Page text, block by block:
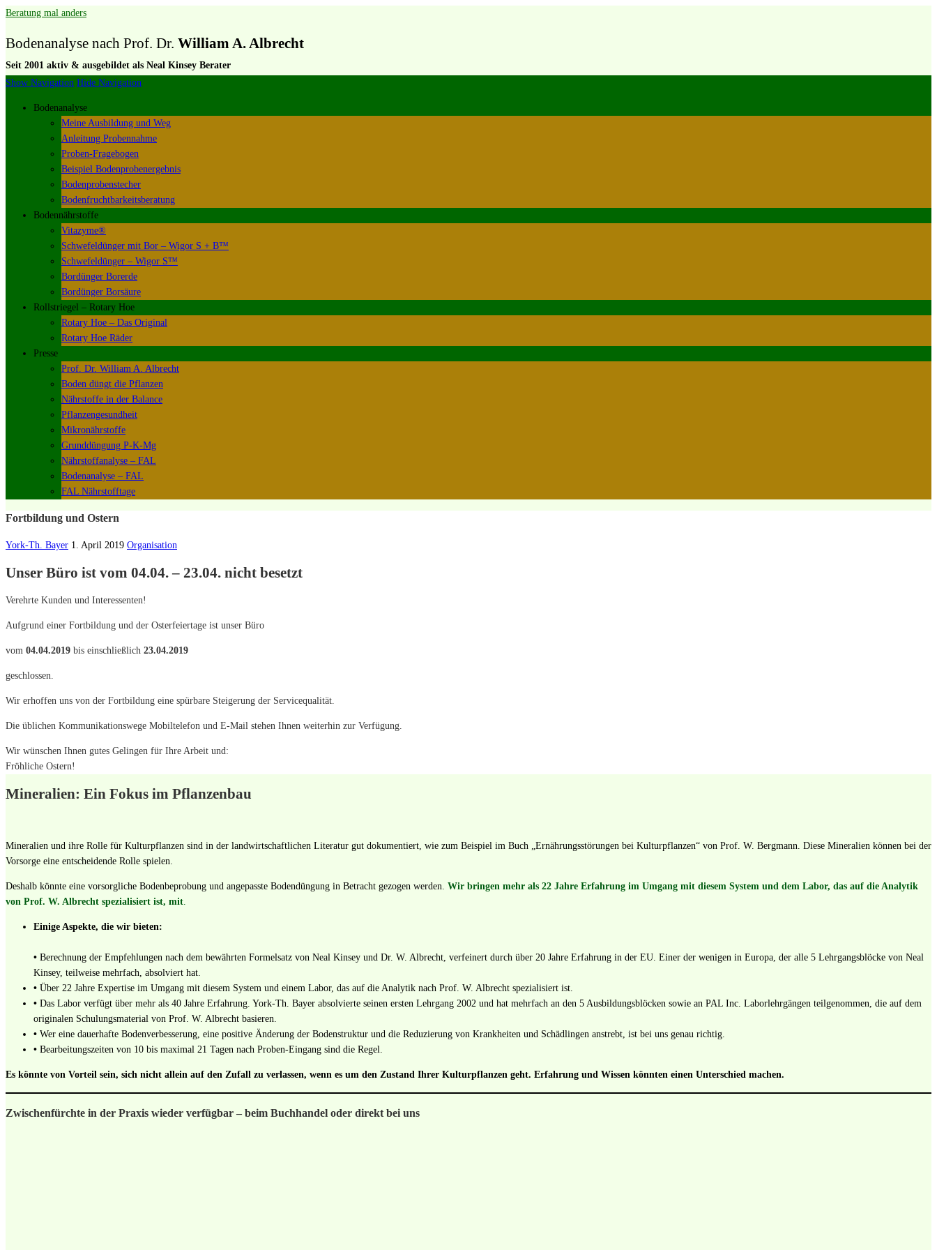
Beratung mal anders
Bodenanalyse nach Prof. Dr. William A. Albrecht
Seit 2001 aktiv & ausgebildet als Neal Kinsey Berater
Show Navigation Hide Navigation
Bodenanalyse
Meine Ausbildung und Weg
Anleitung Probennahme
Proben-Fragebogen
Beispiel Bodenprobenergebnis
Bodenprobenstecher
Bodenfruchtbarkeitsberatung
Bodennährstoffe
Vitazyme®
Schwefeldünger mit Bor – Wigor S + B™
Schwefeldünger – Wigor S™
Bordünger Borerde
Bordünger Borsäure
Rollstriegel – Rotary Hoe
Rotary Hoe – Das Original
Rotary Hoe Räder
Presse
Prof. Dr. William A. Albrecht
Boden düngt die Pflanzen
Nährstoffe in der Balance
Pflanzengesundheit
Mikronährstoffe
Grunddüngung P-K-Mg
Nährstoffanalyse – FAL
Bodenanalyse – FAL
FAL Nährstofftage
Fortbildung und Ostern
York-Th. Bayer 1. April 2019 Organisation
Unser Büro ist vom 04.04. – 23.04. nicht besetzt
Verehrte Kunden und Interessenten!
Aufgrund einer Fortbildung und der Osterfeiertage ist unser Büro
vom 04.04.2019 bis einschließlich 23.04.2019
geschlossen.
Wir erhoffen uns von der Fortbildung eine spürbare Steigerung der Servicequalität.
Die üblichen Kommunikationswege Mobiltelefon und E-Mail stehen Ihnen weiterhin zur Verfügung.
Wir wünschen Ihnen gutes Gelingen für Ihre Arbeit und:
Fröhliche Ostern!
Mineralien: Ein Fokus im Pflanzenbau
Mineralien und ihre Rolle für Kulturpflanzen sind in der landwirtschaftlichen Literatur gut dokumentiert, wie zum Beispiel im Buch „Ernährungsstörungen bei Kulturpflanzen“ von Prof. W. Bergmann. Diese Mineralien können bei der
Vorsorge eine entscheidende Rolle spielen.
Deshalb könnte eine vorsorgliche Bodenbeprobung und angepasste Bodendüngung in Betracht gezogen werden. Wir bringen mehr als 22 Jahre Erfahrung im Umgang mit diesem System und dem Labor, das auf die Analytik
von Prof. W. Albrecht spezialisiert ist, mit.
Einige Aspekte, die wir bieten:
• Berechnung der Empfehlungen nach dem bewährten Formelsatz von Neal Kinsey und Dr. W. Albrecht, verfeinert durch über 20 Jahre Erfahrung in der EU. Einer der wenigen in Europa, der alle 5 Lehrgangsblöcke von Neal
Kinsey, teilweise mehrfach, absolviert hat.
• Über 22 Jahre Expertise im Umgang mit diesem System und einem Labor, das auf die Analytik nach Prof. W. Albrecht spezialisiert ist.
• Das Labor verfügt über mehr als 40 Jahre Erfahrung. York-Th. Bayer absolvierte seinen ersten Lehrgang 2002 und hat mehrfach an den 5 Ausbildungsblöcken sowie an PAL Inc. Laborlehrgängen teilgenommen, die auf dem
originalen Schulungsmaterial von Prof. W. Albrecht basieren.
• Wer eine dauerhafte Bodenverbesserung, eine positive Änderung der Bodenstruktur und die Reduzierung von Krankheiten und Schädlingen anstrebt, ist bei uns genau richtig.
• Bearbeitungszeiten von 10 bis maximal 21 Tagen nach Proben-Eingang sind die Regel.
Es könnte von Vorteil sein, sich nicht allein auf den Zufall zu verlassen, wenn es um den Zustand Ihrer Kulturpflanzen geht. Erfahrung und Wissen könnten einen Unterschied machen.
Zwischenfürchte in der Praxis wieder verfügbar – beim Buchhandel oder direkt bei uns